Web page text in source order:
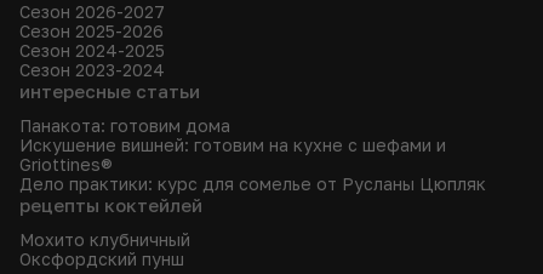
Сезон 2026-2027
Сезон 2025-2026
Сезон 2024-2025
Сезон 2023-2024
интересные статьи
Панакота: готовим дома
Искушение вишней: готовим на кухне с шефами и
Griottines®
Дело практики: курс для сомелье от Русланы Цюпляк
рецепты коктейлей
Мохито клубничный
Оксфордский пунш